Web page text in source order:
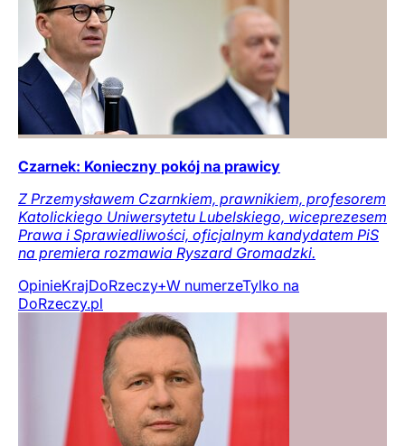
Czarnek: Konieczny pokój na prawicy
Z Przemysławem Czarnkiem, prawnikiem, profesorem
Katolickiego Uniwersytetu Lubelskiego, wiceprezesem
Prawa i Sprawiedliwości, oficjalnym kandydatem PiS
na premiera rozmawia Ryszard Gromadzki.
OpinieKrajDoRzeczy+W numerzeTylko na
DoRzeczy.pl